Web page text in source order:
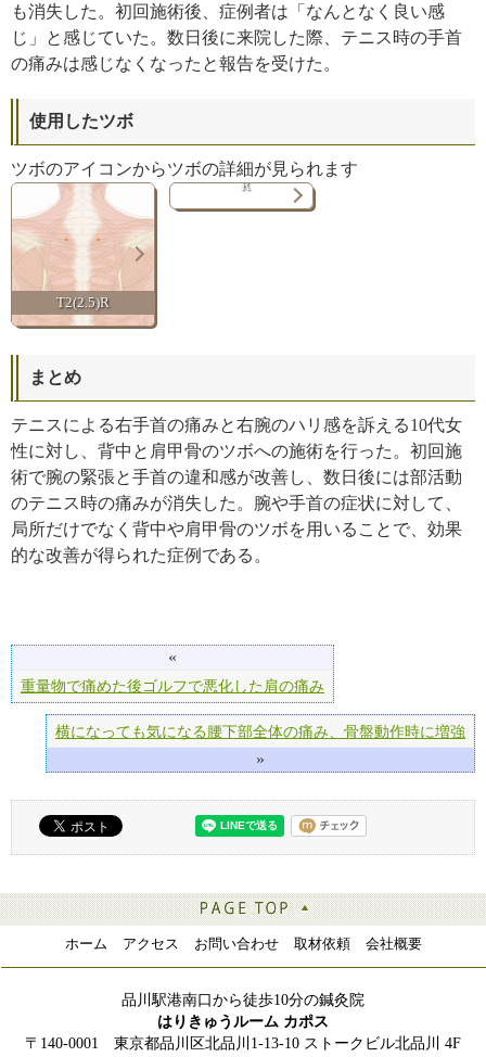
も消失した。初回施術後、症例者は「なんとなく良い感
じ」と感じていた。数日後に来院した際、テニス時の手首
の痛みは感じなくなったと報告を受けた。
使用したツボ
ツボのアイコンからツボの詳細が見られます
T2(2.5)R
稜
R
まとめ
テニスによる右手首の痛みと右腕のハリ感を訴える10代女
性に対し、背中と肩甲骨のツボへの施術を行った。初回施
術で腕の緊張と手首の違和感が改善し、数日後には部活動
のテニス時の痛みが消失した。腕や手首の症状に対して、
局所だけでなく背中や肩甲骨のツボを用いることで、効果
的な改善が得られた症例である。
«
重量物で痛めた後ゴルフで悪化した肩の痛み
横になっても気になる腰下部全体の痛み、骨盤動作時に増強
»
ホーム アクセス お問い合わせ 取材依頼 会社概要
品川駅港南口から徒歩10分の鍼灸院
はりきゅうルーム カポス
〒140-0001 東京都品川区北品川1-13-10 ストークビル北品川 4F